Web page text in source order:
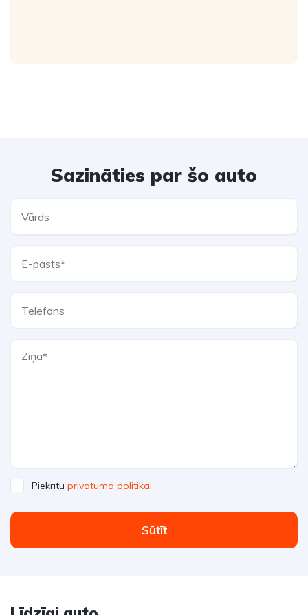
Sazināties par šo auto
Piekrītu privātuma politikai
Sūtīt